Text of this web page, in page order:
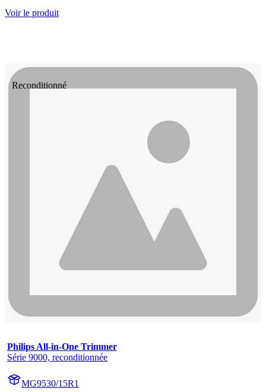
Voir le produit
Reconditionné
Philips All-in-One Trimmer
Série 9000, reconditionnée
MG9530/15R1